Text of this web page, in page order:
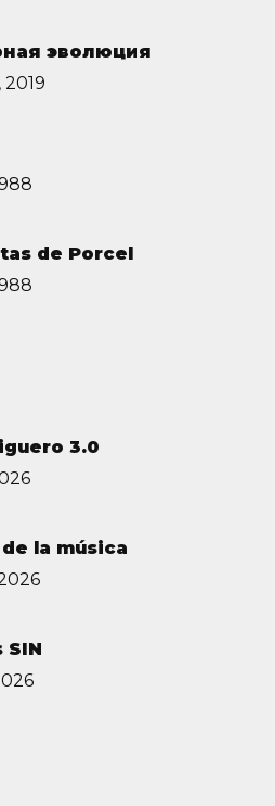
эволюция
2019
de Porcel
3.0
la música
SIN